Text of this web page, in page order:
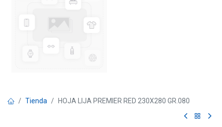
Tienda HOJA LIJA PREMIER RED 230X280 GR.080